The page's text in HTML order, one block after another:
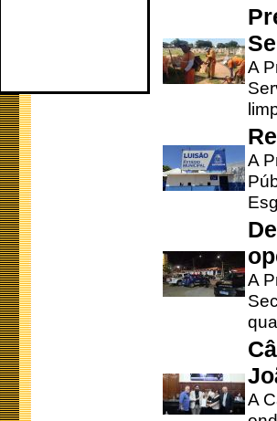
A
A
A
A